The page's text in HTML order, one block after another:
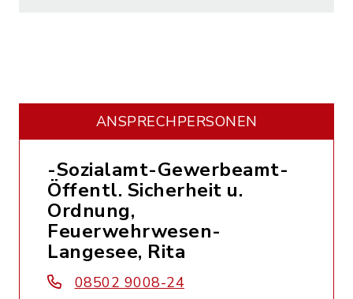
ANSPRECHPERSONEN
-Sozialamt-Gewerbeamt-
Öffentl. Sicherheit u.
Ordnung,
Feuerwehrwesen-
Langesee, Rita
08502 9008-24